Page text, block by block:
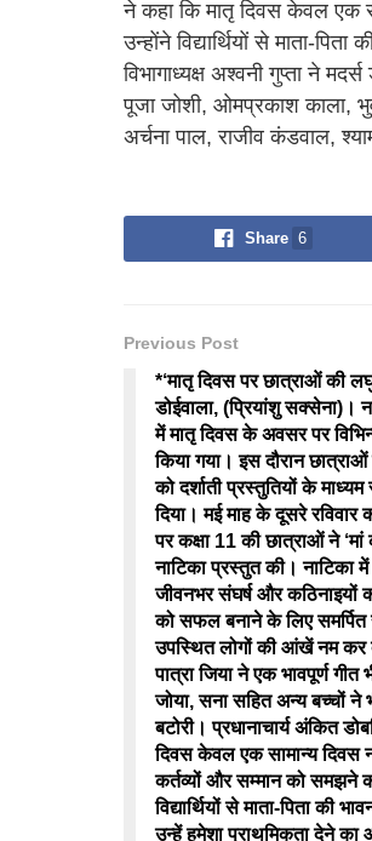
ने कहा कि मातृ दिवस केवल एक
उन्होंने विद्यार्थियों से माता-
विभागाध्यक्ष अश्वनी गुप्ता ने
पूजा जोशी, ओमप्रकाश काला,
अर्चना पाल, राजीव कंडवाल,
Share 6
Previous Post
*‘मातृ दिवस पर छात्राओं की
डोईवाला, (प्रियांशु
में मातृ दिवस के अवसर पर
किया गया। इस दौरान
को दर्शाती प्रस्तुतियों के
दिया। मई माह के दूसरे रविवार
पर कक्षा 11 की छात्राओं ने ‘मां
नाटिका प्रस्तुत की। नाटिका में
जीवनभर संघर्ष और कठिनाइयों
को सफल बनाने के लिए समर्पित
उपस्थित लोगों की आंखें नम कर
पात्रा जिया ने एक भावपूर्ण गीत
जोया, सना सहित अन्य बच्चों ने
बटोरी। प्रधानाचार्य अंकित
दिवस केवल एक सामान्य दिवस
कर्तव्यों और सम्मान को समझने
विद्यार्थियों से माता-पिता की
उन्हें हमेशा प्राथमिकता देने का